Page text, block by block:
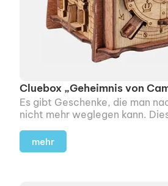
Cluebox „Geheimnis von
Es gibt Geschenke, die man
nicht mehr weglegen kann.
mehr